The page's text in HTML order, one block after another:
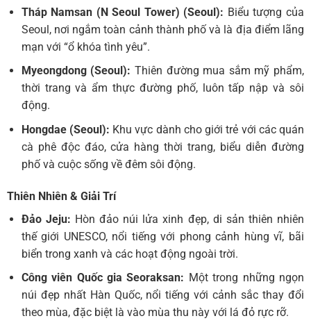
Tháp Namsan (N Seoul Tower) (Seoul): Biểu tượng của
Seoul, nơi ngắm toàn cảnh thành phố và là địa điểm lãng
mạn với “ổ khóa tình yêu”.
Myeongdong (Seoul): Thiên đường mua sắm mỹ phẩm,
thời trang và ẩm thực đường phố, luôn tấp nập và sôi
động.
Hongdae (Seoul): Khu vực dành cho giới trẻ với các quán
cà phê độc đáo, cửa hàng thời trang, biểu diễn đường
phố và cuộc sống về đêm sôi động.
Thiên Nhiên & Giải Trí
Đảo Jeju: Hòn đảo núi lửa xinh đẹp, di sản thiên nhiên
thế giới UNESCO, nổi tiếng với phong cảnh hùng vĩ, bãi
biển trong xanh và các hoạt động ngoài trời.
Công viên Quốc gia Seoraksan: Một trong những ngọn
núi đẹp nhất Hàn Quốc, nổi tiếng với cảnh sắc thay đổi
theo mùa, đặc biệt là vào mùa thu này với lá đỏ rực rỡ.